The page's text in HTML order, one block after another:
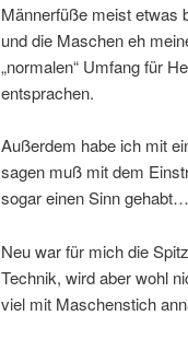
Männerfüße meist etwas
und die Maschen eh
„normalen“ Umfang für
entsprachen.
Außerdem habe ich mit
sagen muß mit dem
sogar einen Sinn gehabt…
Neu war für mich die
Technik, wird aber wohl
viel mit Maschenstich